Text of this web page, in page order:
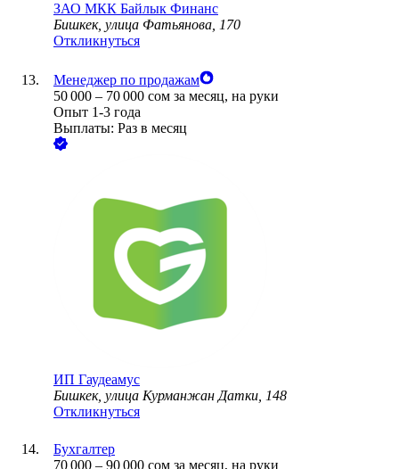
ЗАО МКК Байлык Финанс
Бишкек, улица Фатьянова, 170
Откликнуться
Менеджер по продажам
50 000 – 70 000 сом за месяц, на руки
Опыт 1-3 года
Выплаты: Раз в месяц
ИП Гаудеамус
Бишкек, улица Курманжан Датки, 148
Откликнуться
Бухгалтер
70 000 – 90 000 сом за месяц, на руки